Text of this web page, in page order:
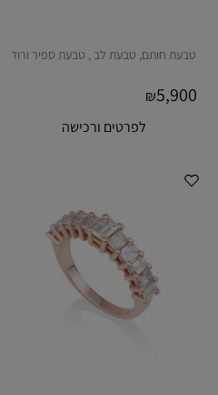
טבעת חותם, טבעת לב , טבעת ספיר ורוד
₪5,900
לפרטים ורכישה